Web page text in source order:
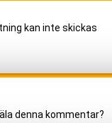
kan inte skickas
denna kommentar?